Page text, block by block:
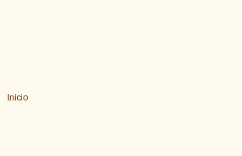
Inicio